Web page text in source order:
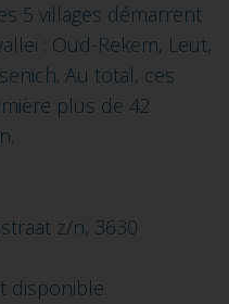
5 villages démarrent
: Oud-Rekem, Leut,
Au total, ces
plus de 42
z/n, 3630
disponible.